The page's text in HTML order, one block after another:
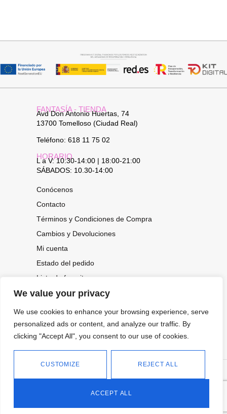
We value your privacy
We use cookies to enhance your browsing experience, serve
personalized ads or content, and analyze our traffic. By
clicking "Accept All", you consent to our use of cookies.
CUSTOMIZE REJECT ALL
ACCEPT ALL
FANTASÍA - TIENDA
Avd Don Antonio Huertas, 74
13700 Tomelloso (Ciudad Real)
Teléfono: 618 11 75 02
HORARIO
L a V: 10:30-14:00 | 18:00-21:00
SÁBADOS: 10.30-14:00
Conócenos
Contacto
Términos y Condiciones de Compra
Cambios y Devoluciones
Mi cuenta
Estado del pedido
Lista de favoritos
CONOCE NUESTRAS NOVEDADES,
OFERTAS...
2026.